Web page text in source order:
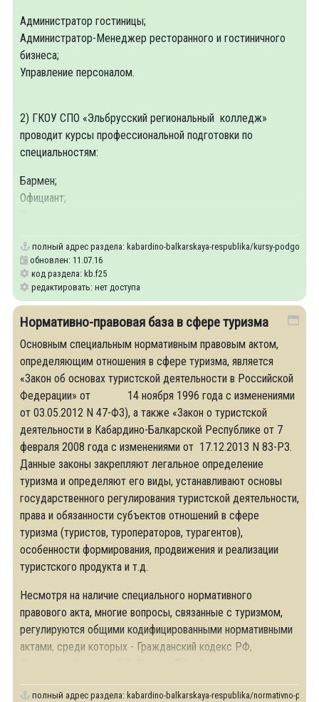
Администратор гостиницы;
Администратор-Менеджер ресторанного и гостиничного
бизнеса;
Управление персоналом.
2) ГКОУ СПО «Эльбрусский региональный колледж»
проводит курсы профессиональной подготовки по
специальностям:
Бармен;
Официант;
полный адрес раздела: kabardino-balkarskaya-respublika/kursy-
обновлен: 11.07.16
код раздела: kb.f25
редактировать: нет доступа
Нормативно-правовая база в сфере туризма
Основным специальным нормативным правовым актом,
определяющим отношения в сфере туризма, является
«Закон об основах туристской деятельности в Российской
Федерации» от 14 ноября 1996 года с изменениями
от 03.05.2012 N 47-ФЗ), а также «Закон о туристской
деятельности в Кабардино-Балкарской Республике от 7
февраля 2008 года с изменениями от 17.12.2013 N 83-РЗ.
Данные законы закрепляют легальное определение
туризма и определяют его виды, устанавливают основы
государственного регулирования туристской деятельности,
права и обязанности субъектов отношений в сфере
туризма (туристов, туроператоров, турагентов),
особенности формирования, продвижения и реализации
туристского продукта и т.д.
Несмотря на наличие специального нормативного
правового акта, многие вопросы, связанные с туризмом,
регулируются общими кодифицированными нормативными
актами, среди которых - Гражданский кодекс РФ,
полный адрес раздела: kabardino-balkarskaya-respublika/normativno-